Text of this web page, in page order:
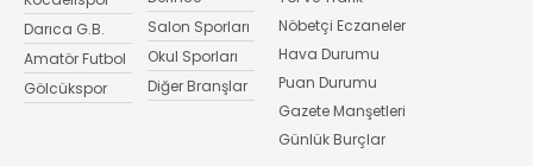
Darıca G.B.
Amatör Futbol
Gölcükspor
Salon Sporları
Okul Sporları
Diğer Branşlar
Nöbetçi Eczaneler
Hava Durumu
Puan Durumu
Gazete Manşetleri
Günlük Burçlar